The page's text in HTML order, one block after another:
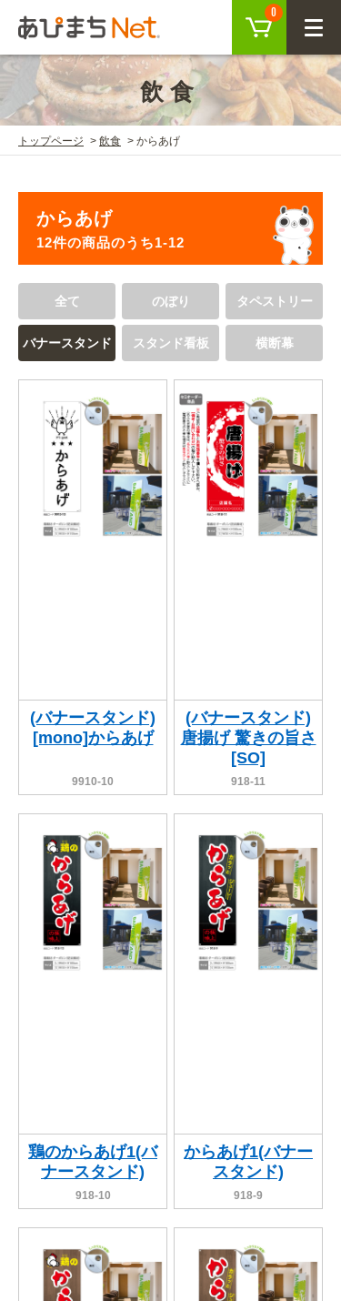
0
CLOSE
ログイン
会員登録
商品を探す
SEARCH
KEYWORD
注目キーワード
チュクミ 韓国グルメ 駐車場 鍋 夏
CATEGORY
飲食 住まい・暮らし
OTHER ITEMS
関連アイテムを見る
ORIGINAL ORDER
ご利用ガイド
取り扱い商品一覧
既製デザイン商品注文方法
お支払方法
初めての方へ
BEGINNER'S GUIDE
初めての方へ トップ
オリジナルオーダー制作事例
飲食
トップページ 飲食 からあげ
からあげ
12件の商品のうち1-12
全て のぼり タペストリー
バナースタンド スタンド看板 横断幕
(バナースタンド)
[mono]からあげ
9910-10
(バナースタンド)
唐揚げ 驚きの旨さ
[SO]
918-11
鶏のからあげ1(バ
ナースタンド)
918-10
からあげ1(バナー
スタンド)
918-9